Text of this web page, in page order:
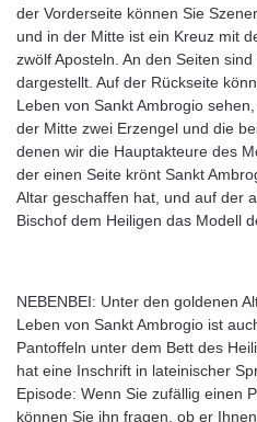
der Vorderseite können Sie
und in der Mitte ist ein Kreuz mit
zwölf Aposteln. An den Seiten
dargestellt. Auf der Rückseite
Leben von Sankt Ambrogio
der Mitte zwei Erzengel und die
denen wir die Hauptakteure des
der einen Seite krönt Sankt
Altar geschaffen hat, und auf der
Bischof dem Heiligen das Modell
NEBENBEI: Unter den goldenen
Leben von Sankt Ambrogio ist
Pantoffeln unter dem Bett des
hat eine Inschrift in lateinischer
Episode: Wenn Sie zufällig einen
können Sie ihn fragen, ob er